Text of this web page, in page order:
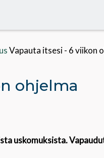
Vapauta itsesi - 6 viikon
ohjelma
uskomuksista.